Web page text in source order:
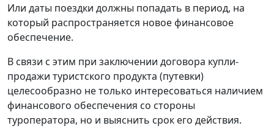
Или даты поездки должны попадать в период, на
который распространяется новое финансовое
обеспечение.
В связи с этим при заключении договора купли-
продажи туристского продукта (путевки)
целесообразно не только интересоваться наличием
финансового обеспечения со стороны
туроператора, но и выяснить срок его действия.